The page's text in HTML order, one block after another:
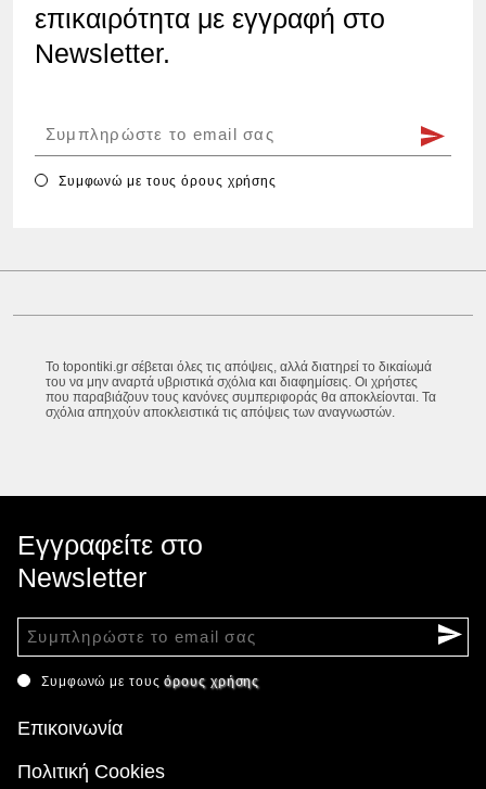
επικαιρότητα με εγγραφή στο
Newsletter.
Συμφωνώ με τουςόρους χρήσης
Το topontiki.gr σέβεται όλες τις απόψεις, αλλά διατηρεί το δικαίωμά
του να μην αναρτά υβριστικά σχόλια και διαφημίσεις. Οι χρήστες
που παραβιάζουν τους κανόνες συμπεριφοράς θα αποκλείονται. Τα
σχόλια απηχούν αποκλειστικά τις απόψεις των αναγνωστών.
Εγγραφείτε στο
Newsletter
Συμφωνώ με τουςόρους χρήσης
Επικοινωνία
Πολιτική Cookies